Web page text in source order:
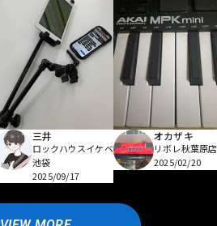
三井
ロックハウスイケベ
池袋
2025/09/17
オカザキ
リボレ秋葉原店
2025/02/20